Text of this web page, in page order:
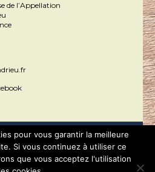
de l’Appellation
tous droits réservés | Réalisé par
pour vous garantir la meilleure
Si vous continuez à utiliser ce
que vous acceptez l'utilisation